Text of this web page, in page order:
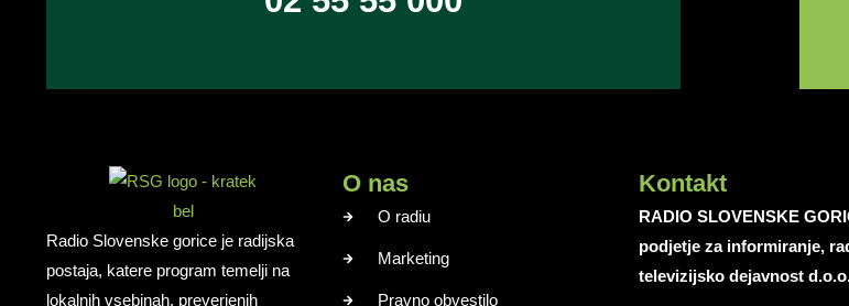
Radio Slovenske gorice je radijska
postaja, katere program temelji na
lokalnih vsebinah, preverjenih
O nas
O radiu
Marketing
Pravno obvestilo
Kontakt
RADIO SLOVENSKE
podjetje za informiranje,
televizijsko dejavnost